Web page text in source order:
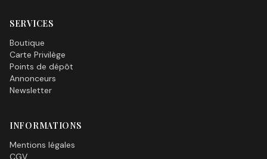
SERVICES
Boutique
Carte Privilège
Points de dépôt
Annonceurs
Newsletter
INFORMATIONS
Mentions légales
CGV